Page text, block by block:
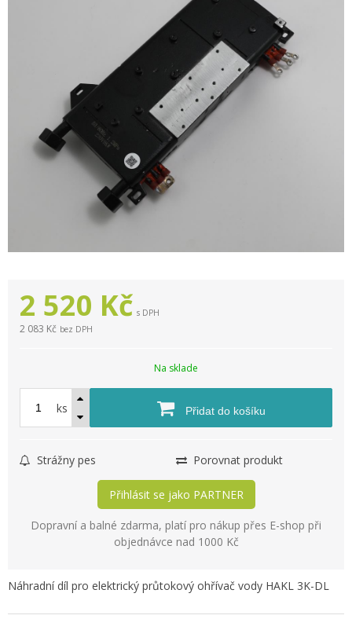
2 520 Kč s DPH
2 083 Kč bez DPH
Na sklade
ks Přidat do košíku
Strážny pes Porovnat produkt
Přihlásit se jako PARTNER
Dopravní a balné zdarma, platí pro nákup přes E-shop při
objednávce nad 1000 Kč
Náhradní díl pro elektrický průtokový ohřívač vody HAKL 3K-DL